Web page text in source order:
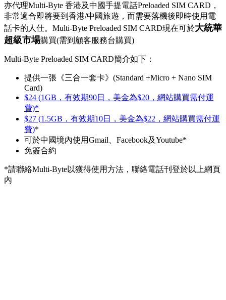
亦代理Multi-Byte 香港及中國手提電話Preloaded SIM CARD，
非常適合即將要到香港/中國旅遊，而需要落機後即時使用電
話卡的人仕。Multi-Byte Preloaded SIM CARD現在可於大統華
超級市場購買(需到顧客服務台購買)
Multi-Byte Preloaded SIM CARD簡介如下：
提供一張《三合一套卡》(Standard +Micro + Nano SIM
Card)
$24 (1GB，有效期90日，美金為$20，網站購買需付運
費)*
$27 (1.5GB，有效期10日，美金為$22，網站購買需付運
費)*
可於中國境內使用Gmail、Facebook及Youtube*
免簽合約
*請聯絡Multi-Byte以獲得使用方法，聯絡電話刊登於以上網頁
內